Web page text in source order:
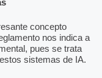
concepto
nos indica a
pues se trata
sistemas de IA.